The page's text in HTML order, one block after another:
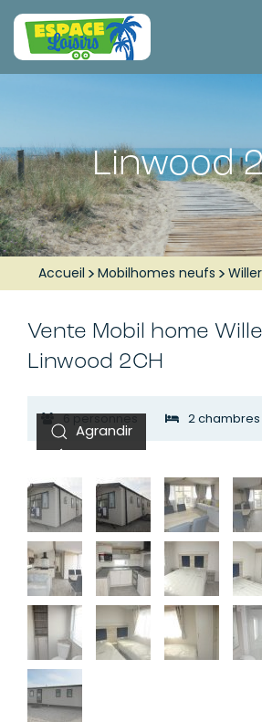
Linwood
Accueil Mobilhomes neufs
Vente Mobil home
Linwood 2CH
6 personnes 2 chambres